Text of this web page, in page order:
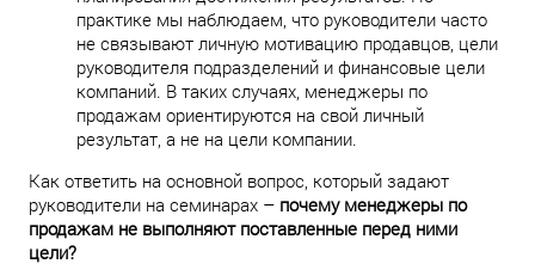
практике мы наблюдаем, что руководители часто
не связывают личную мотивацию продавцов, цели
руководителя подразделений и финансовые цели
компаний. В таких случаях, менеджеры по
продажам ориентируются на свой личный
результат, а не на цели компании.
Как ответить на основной вопрос, который задают
руководители на семинарах – почему менеджеры по
продажам не выполняют поставленные перед ними
цели?